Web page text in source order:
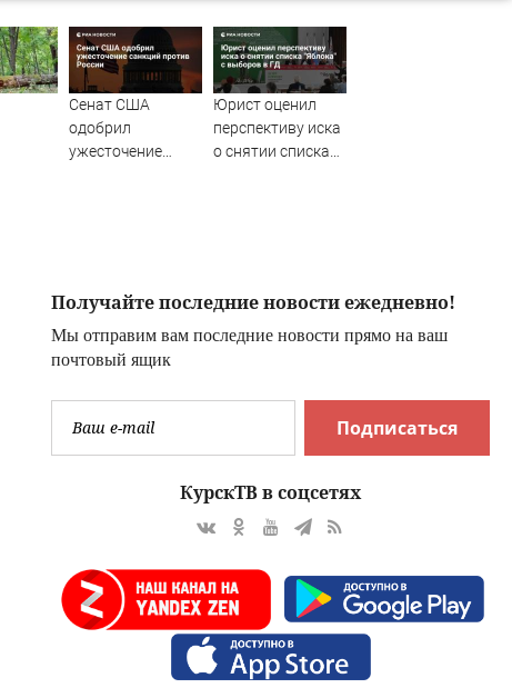
Сенат США
одобрил
ужесточение
Юрист оценил
перспективу иска
о снятии списка
Получайте последние новости ежедневно!
Мы отправим вам последние новости прямо на ваш
почтовый ящик
Подписаться
КурскТВ в соцсетях